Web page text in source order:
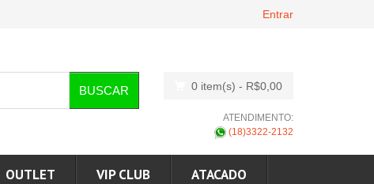
Entrar
BUSCAR 0 item(s) - R$0,00
ATENDIMENTO:
(18)3322-2132
OUTLET VIP CLUB ATACADO